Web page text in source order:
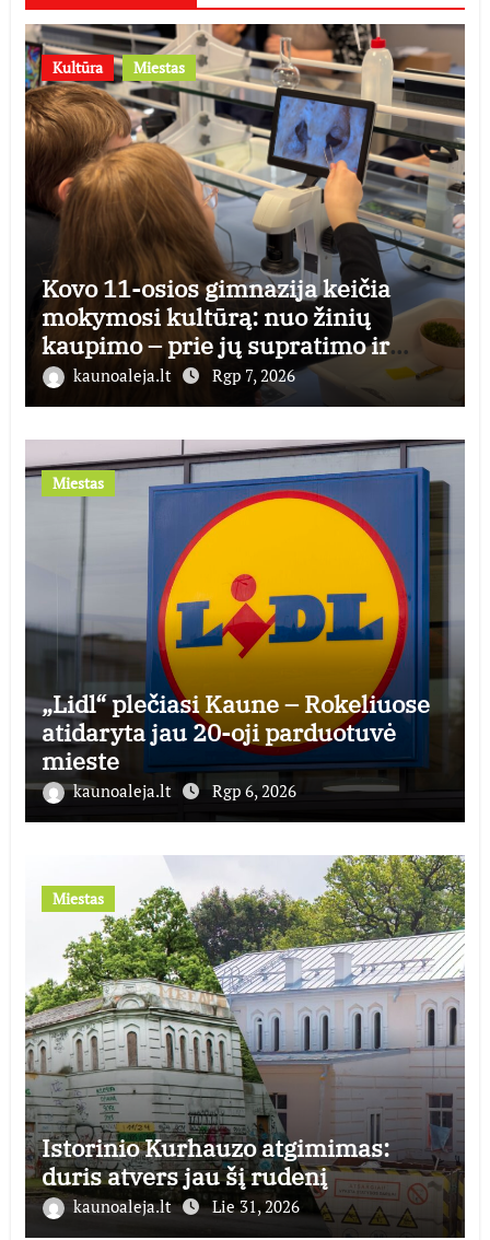
Kultūra Miestas
Kovo 11-osios gimnazija keičia
mokymosi kultūrą: nuo žinių
kaupimo – prie jų supratimo ir
taikymo
kaunoaleja.lt Rgp 7, 2026
Miestas
„Lidl“ plečiasi Kaune – Rokeliuose
atidaryta jau 20-oji parduotuvė
mieste
kaunoaleja.lt Rgp 6, 2026
Miestas
Istorinio Kurhauzo atgimimas:
duris atvers jau šį rudenį
kaunoaleja.lt Lie 31, 2026